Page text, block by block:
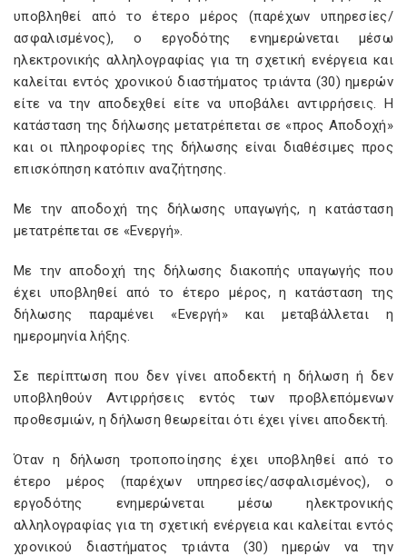
υποβληθεί από το έτερο μέρος (παρέχων υπηρεσίες/
ασφαλισμένος), ο εργοδότης ενημερώνεται μέσω
ηλεκτρονικής αλληλογραφίας για τη σχετική ενέργεια και
καλείται εντός χρονικού διαστήματος τριάντα (30) ημερών
είτε να την αποδεχθεί είτε να υποβάλει αντιρρήσεις. Η
κατάσταση της δήλωσης μετατρέπεται σε «προς Αποδοχή»
και οι πληροφορίες της δήλωσης είναι διαθέσιμες προς
επισκόπηση κατόπιν αναζήτησης.
Με την αποδοχή της δήλωσης υπαγωγής, η κατάσταση
μετατρέπεται σε «Ενεργή».
Με την αποδοχή της δήλωσης διακοπής υπαγωγής που
έχει υποβληθεί από το έτερο μέρος, η κατάσταση της
δήλωσης παραμένει «Ενεργή» και μεταβάλλεται η
ημερομηνία λήξης.
Σε περίπτωση που δεν γίνει αποδεκτή η δήλωση ή δεν
υποβληθούν Αντιρρήσεις εντός των προβλεπόμενων
προθεσμιών, η δήλωση θεωρείται ότι έχει γίνει αποδεκτή.
Όταν η δήλωση τροποποίησης έχει υποβληθεί από το
έτερο μέρος (παρέχων υπηρεσίες/ασφαλισμένος), ο
εργοδότης ενημερώνεται μέσω ηλεκτρονικής
αλληλογραφίας για τη σχετική ενέργεια και καλείται εντός
χρονικού διαστήματος τριάντα (30) ημερών να την